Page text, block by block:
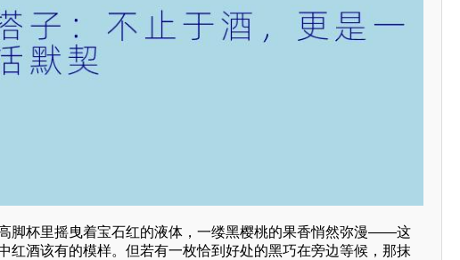
脚杯里摇曳着宝石红的液体，一缕黑樱桃的果香悄然弥漫——这
红酒该有的模样。但若有一枚恰到好处的黑巧在旁边等候，那抹